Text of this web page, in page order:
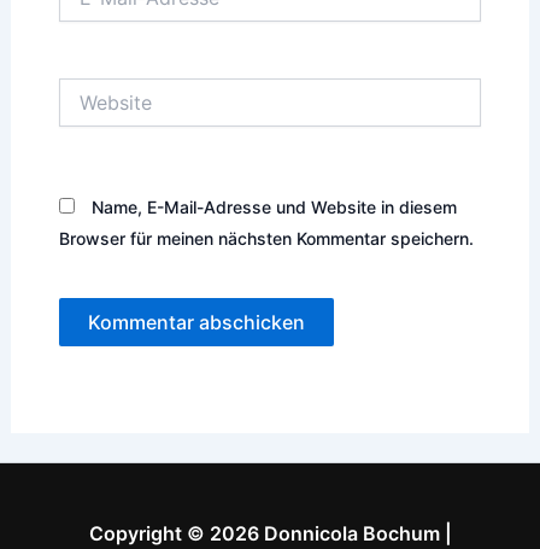
Mail-
Name, E-Mail-Adresse und Website in diesem
Browser für meinen nächsten Kommentar speichern.
Copyright © 2026 Donnicola Bochum |